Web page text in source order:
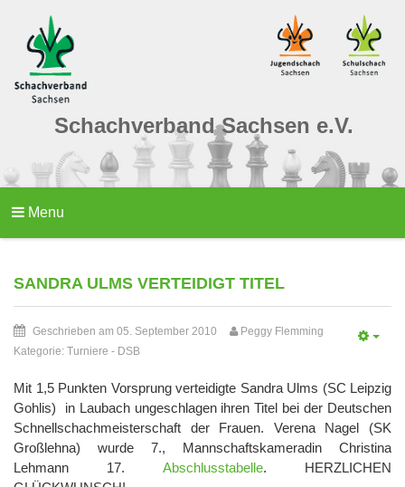
Schachverband Sachsen e.V.
Menu
SANDRA ULMS VERTEIDIGT TITEL
Geschrieben am 05. September 2010
Peggy Flemming
Kategorie: Turniere - DSB
Mit 1,5 Punkten Vorsprung verteidigte Sandra Ulms (SC Leipzig
Gohlis) in Laubach ungeschlagen ihren Titel bei der Deutschen
Schnellschachmeisterschaft der Frauen. Verena Nagel (SK
Großlehna) wurde 7., Mannschaftskameradin Christina
Lehmann 17. Abschlusstabelle. HERZLICHEN